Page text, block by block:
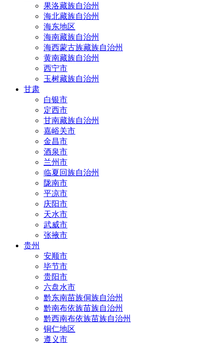
果洛藏族自治州
海北藏族自治州
海东地区
海南藏族自治州
海西蒙古族藏族自治州
黄南藏族自治州
西宁市
玉树藏族自治州
甘肃
白银市
定西市
甘南藏族自治州
嘉峪关市
金昌市
酒泉市
兰州市
临夏回族自治州
陇南市
平凉市
庆阳市
天水市
武威市
张掖市
贵州
安顺市
毕节市
贵阳市
六盘水市
黔东南苗族侗族自治州
黔南布依族苗族自治州
黔西南布依族苗族自治州
铜仁地区
遵义市